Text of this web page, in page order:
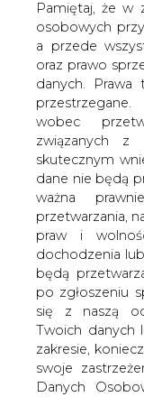
danych.
wobec
związanych z
skutecznym
dane nie będą
ważna
przetwarzania,
praw i
dochodzenia
będą
po zgłoszeniu
się z naszą
Twoich danych
zakresie,
swoje
Danych
Wycofanie
prawem
wycofaniem.
w
komunikacie.
"Już ponad 13 mln
Spółka PERN
(autocysterny,
listopada 2018
analogicznym
oznacza to, że
rekordem. Obrót
m sześc. i
czytamy.
Jak tłumaczył,
Igor Wasilewski,
pakiet
wzrost obrotów
ten trend i
aby klienci